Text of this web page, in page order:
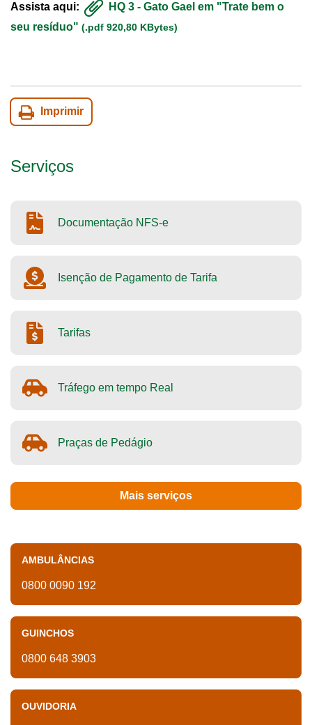
Assista aqui:
HQ 3 - Gato Gael em "Trate bem o
seu resíduo" (.pdf 920,80 KBytes)
Imprimir
Serviços
Documentação NFS-e
Isenção de Pagamento de Tarifa
Tarifas
Tráfego em tempo Real
Praças de Pedágio
Mais serviços
AMBULÂNCIAS
0800 0090 192
GUINCHOS
0800 648 3903
OUVIDORIA